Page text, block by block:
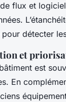
flux et
détecter
et
est
En